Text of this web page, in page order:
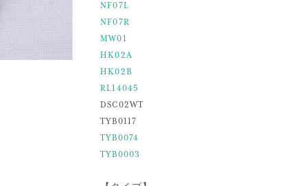
NF07L
NF07R
MW01
HK02A
HK02B
RL14045
DSC02WT
TYB0117
TYB0074
TYB0003